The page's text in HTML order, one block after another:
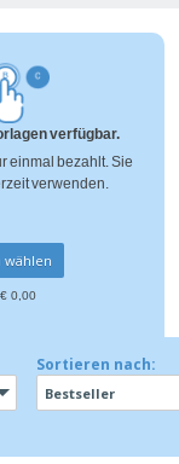
Bonuskarten
Planen
verfügbar.
einmal bezahlt. Sie
verwenden.
wählen
0,00
Sortieren nach:
Bestseller